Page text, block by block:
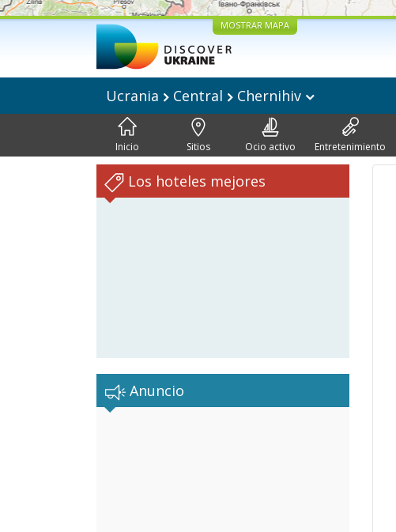
MOSTRAR MAPA
Ucrania Central Chernihiv
Inicio Sitios Ocio activo Entretenimiento
Los hoteles mejores
Anuncio